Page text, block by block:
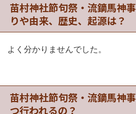
苗村神社節句祭・流鏑馬神
りや由来、歴史、起源は？
よく分かりませんでした。
苗村神社節句祭・流鏑馬神
つ行われるの？